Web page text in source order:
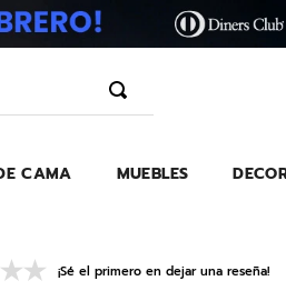
CAMA MUEBLES
¡Sé el primero en dejar una reseña!